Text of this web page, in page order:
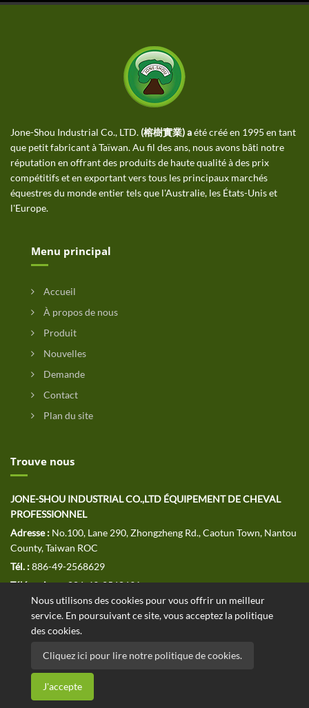
Nous utilisons des cookies pour vous offrir un meilleur
service. En poursuivant ce site, vous acceptez la politique
des cookies.
Cliquez ici pour lire notre politique de cookies.
J'accepte
Jone-Shou Industrial Co., LTD. (榕樹實業) aété créé en 1995 en tant
que petit fabricant à Taïwan. Au fil des ans, nous avons bâti notre
réputation en offrant des produits de haute qualité à des prix
compétitifs et en exportant vers tous les principaux marchés
équestres du monde entier tels que l'Australie, les États-Unis et
l'Europe.
Menu principal
Accueil
À propos de nous
Produit
Nouvelles
Demande
Contact
Plan du site
Trouve nous
JONE-SHOU INDUSTRIAL CO.,LTD ÉQUIPEMENT DE CHEVAL
PROFESSIONNEL
Adresse : No.100, Lane 290, Zhongzheng Rd., Caotun Town, Nantou
County, Taiwan ROC
Tél. :886-49-2568629
Télécopieur :886-49-2568691
E-MAIL :jssales@jone-shou.com
Copyright © 2020 JONE-SHOU INDUSTRIAL CO., LTD Tous droits